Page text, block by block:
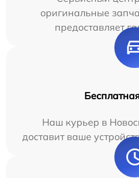
оригинальные
предоставляет
Наш курьер в
доставит ваше